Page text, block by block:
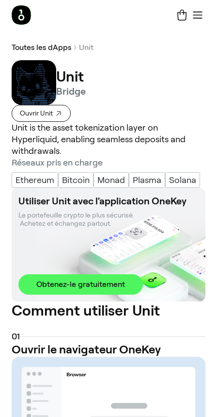
Toutes les dApps Unit
Unit
Bridge
Ouvrir Unit
Unit is the asset tokenization layer on
Hyperliquid, enabling seamless deposits and
withdrawals.
Réseaux pris en charge
Ethereum
Bitcoin Monad Plasma Solana
Utiliser Unit avec l'application OneKey
Le portefeuille crypto le plus sécurisé.
Achetez et échangez partout.
Obtenez-le gratuitement
Comment utiliser Unit
01
Ouvrir le navigateur OneKey